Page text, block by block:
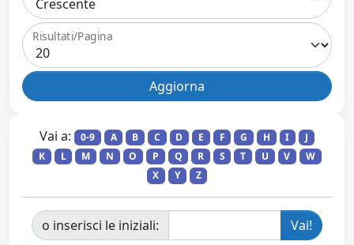
Risultati/Pagina
Vai a: 0-9 A B C D E F G H I
J
K
L M N O P Q R S T U V
W
X
Y Z
o inserisci le iniziali: